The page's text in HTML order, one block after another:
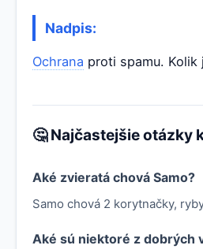
Nadpis:
Ochrana proti spamu. Kolik
🤔 Najčastejšie otázky
Aké zvieratá chová Samo?
Samo chová 2 korytnačky,
Aké sú niektoré z dobrých